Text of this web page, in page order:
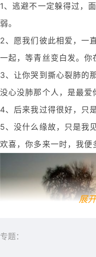
1、逃避不一定躲得过，
弱。
2、愿我们彼此相爱，一
一起，等青丝变白发。你
3、让你哭到撕心裂肺的
没心没肺那个人，是最爱
4、后来我过得很好，只
5、没什么缘故，只是我
欢喜，你多来一时，我便
展
专题：